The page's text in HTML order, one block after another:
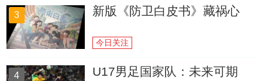
3 新版《防卫白皮书》藏祸心
今日关注
4 U17男足国家队：未来可期